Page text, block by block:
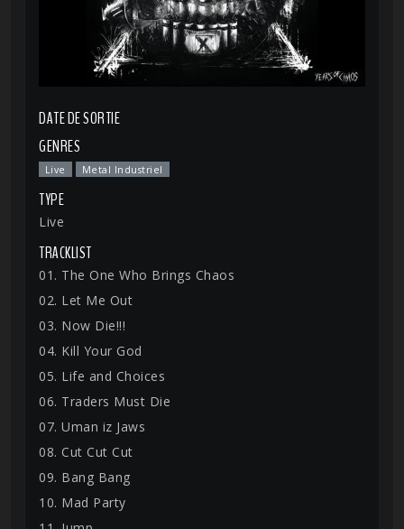
DATE DE SORTIE
GENRES
Live Metal Industriel
TYPE
Live
TRACKLIST
01. The One Who Brings Chaos
02. Let Me Out
03. Now Die!!!
04. Kill Your God
05. Life and Choices
06. Traders Must Die
07. Uman iz Jaws
08. Cut Cut Cut
09. Bang Bang
10. Mad Party